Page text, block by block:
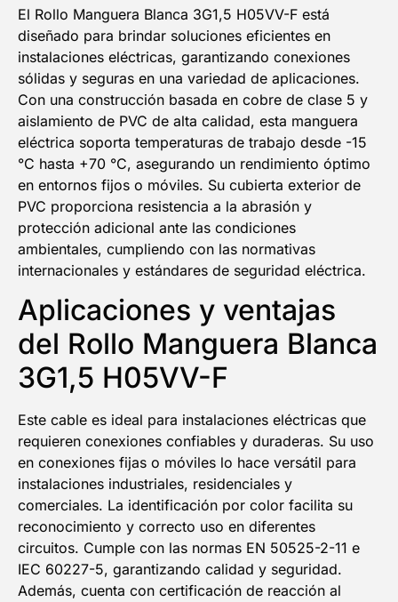
El Rollo Manguera Blanca 3G1,5 H05VV-F está
diseñado para brindar soluciones eficientes en
instalaciones eléctricas, garantizando conexiones
sólidas y seguras en una variedad de aplicaciones.
Con una construcción basada en cobre de clase 5 y
aislamiento de PVC de alta calidad, esta manguera
eléctrica soporta temperaturas de trabajo desde -15
°C hasta +70 °C, asegurando un rendimiento óptimo
en entornos fijos o móviles. Su cubierta exterior de
PVC proporciona resistencia a la abrasión y
protección adicional ante las condiciones
ambientales, cumpliendo con las normativas
internacionales y estándares de seguridad eléctrica.
Aplicaciones y ventajas
del Rollo Manguera Blanca
3G1,5 H05VV-F
Este cable es ideal para instalaciones eléctricas que
requieren conexiones confiables y duraderas. Su uso
en conexiones fijas o móviles lo hace versátil para
instalaciones industriales, residenciales y
comerciales. La identificación por color facilita su
reconocimiento y correcto uso en diferentes
circuitos. Cumple con las normas EN 50525-2-11 e
IEC 60227-5, garantizando calidad y seguridad.
Además, cuenta con certificación de reacción al